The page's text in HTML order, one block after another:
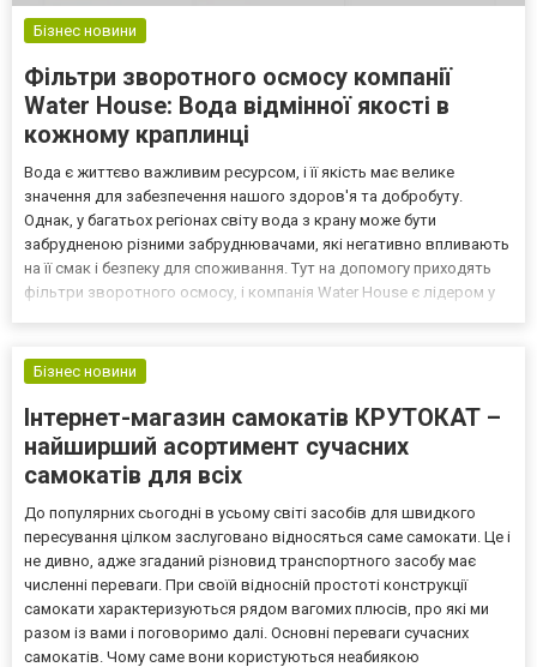
Бізнес новини
Фільтри зворотного осмосу компанії
Water House: Вода відмінної якості в
кожному краплинці
Вода є життєво важливим ресурсом, і її якість має велике
значення для забезпечення нашого здоров'я та добробуту.
Однак, у багатьох регіонах світу вода з крану може бути
забрудненою різними забруднювачами, які негативно впливають
на її смак і безпеку для споживання. Тут на допомогу приходять
фільтри зворотного осмосу, і компанія Water House є лідером у
Бізнес новини
Інтернет-магазин самокатів КРУТОКАТ –
найширший асортимент сучасних
самокатів для всіх
До популярних сьогодні в усьому світі засобів для швидкого
пересування цілком заслуговано відносяться саме самокати. Це і
не дивно, адже згаданий різновид транспортного засобу має
численні переваги. При своїй відносній простоті конструкції
самокати характеризуються рядом вагомих плюсів, про які ми
разом із вами і поговоримо далі. Основні переваги сучасних
самокатів. Чому саме вони користуються неабиякою